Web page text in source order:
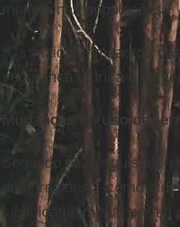
malária nas populações.
“Os maiores impactos
segurança hídrica e
Mudanças no uso da terra
Segundo os
duas regiões – como o
significativamente para a